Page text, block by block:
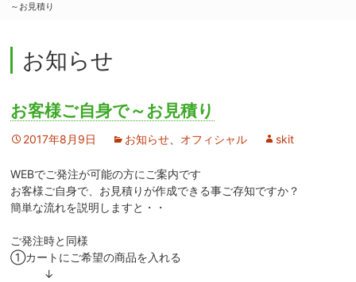
～お見積り
お知らせ
お客様ご自身で～お見積り
2017年8月9日 お知らせ オフィシャル skit
WEBでご発注が可能の方にご案内です
お客様ご自身で、お見積りが作成できる事ご存知ですか？
簡単な流れを説明しますと・・
ご発注時と同様
①カートにご希望の商品を入れる
↓